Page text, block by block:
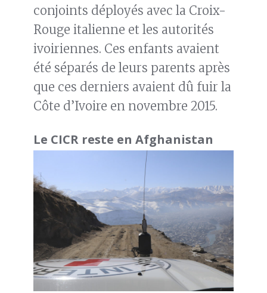
conjoints déployés avec la Croix-
Rouge italienne et les autorités
ivoiriennes. Ces enfants avaient
été séparés de leurs parents après
que ces derniers avaient dû fuir la
Côte d’Ivoire en novembre 2015.
Le CICR reste en Afghanistan